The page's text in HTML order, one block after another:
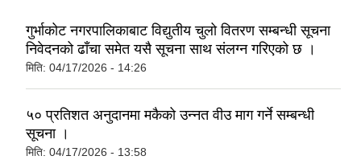
गुर्भाकोट नगरपालिकाबाट विद्युतीय चुलो वितरण सम्बन्धी सूचना
निवेदनको ढाँचा समेत यसै सूचना साथ संलग्न गरिएको छ ।
मिति: 04/17/2026 - 14:26
५० प्रतिशत अनुदानमा मकैको उन्नत वीउ माग गर्ने सम्बन्धी
सूचना ।
मिति: 04/17/2026 - 13:58